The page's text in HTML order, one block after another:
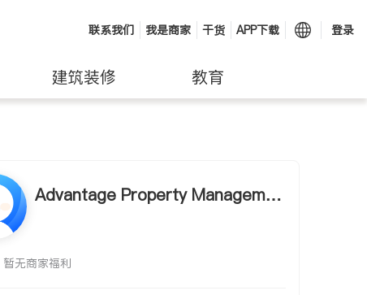
联系我们 我是商家 干货 APP下载 登录
建筑装修 教育
Advantage Property Managemen
暂无商家福利